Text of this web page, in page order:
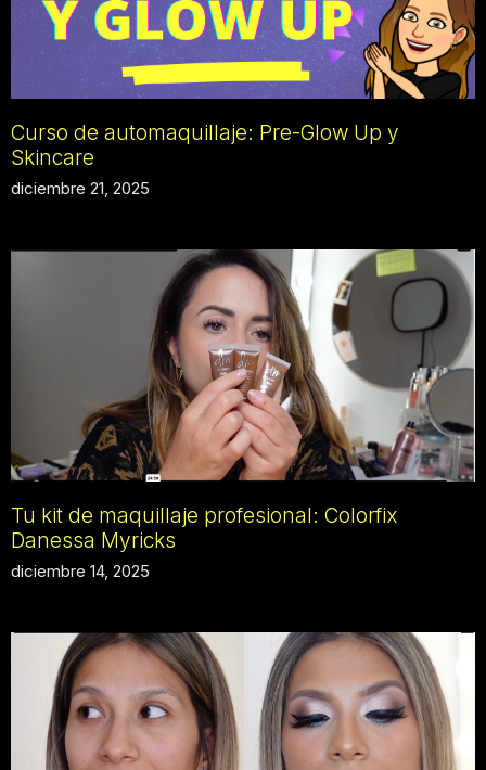
Curso de automaquillaje: Pre-Glow Up y
Skincare
diciembre 21, 2025
Tu kit de maquillaje profesional: Colorfix
Danessa Myricks
diciembre 14, 2025